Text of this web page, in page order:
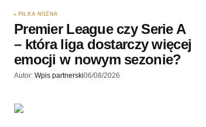
PIŁKA NOŻNA
Premier League czy Serie A
– która liga dostarczy więcej
emocji w nowym sezonie?
Autor: Wpis partnerski06/08/2026